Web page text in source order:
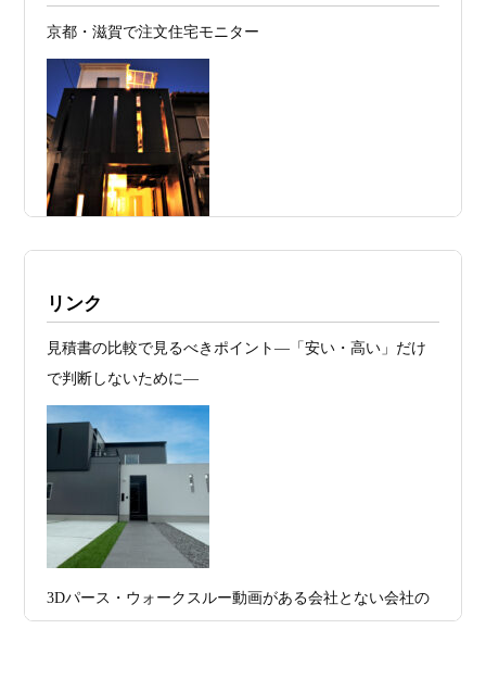
2026年07月24
旗竿地・狭小地は「土地代が安い＝お
得」ではない ―道路が狭い京都・滋賀で
こそ知っておくべき“建築費が上がる理
由”―
2026年07月23
日
予算が限られていても“美しい家”はつく
れる 削るべき場所・残すべき場所をどう
日
RC風デザインを実現するための設計戦略
デザイン住宅
2026年07月11
日
京都・滋賀で注文住宅を建てるなら、建
プラン、相談・3D設計で理想の家づくり
日
由なのか
京都・滋賀で注文住宅モニター
施工例・京都市北区・ハイクラスの家1UP
多数お問合せありがとうございました。2021～
2025年度 京都・滋賀の注文住宅モニター募
お問合せ有難う御座いました。京都市北区I様,京都市中京
区K様,京都市右京区S様,滋賀県大津市T様,京都市中京区A
様,京都市山科区E様,滋賀県大津市S様,滋賀県草津市D様,
京都市中京区M様,京都市北区M様,京都市上京区T様,京都
市中京区E様,滋賀県大津市T様,滋賀県大津市A様,京都市
山科区Y様,京都市中京区I様,京都市山科区D様,滋賀県草津
市S様,京都市北区A様,京都府宇治市I様,京都市中京区N様,
リンク
見積書の比較で見るべきポイント―「安い・高い」だけ
で判断しないために―
3Dパース・ウォークスルー動画がある会社とない会社の